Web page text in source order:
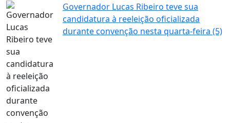
Governador Lucas Ribeiro teve sua
candidatura à reeleição oficializada
durante convenção nesta quarta-feira (5)